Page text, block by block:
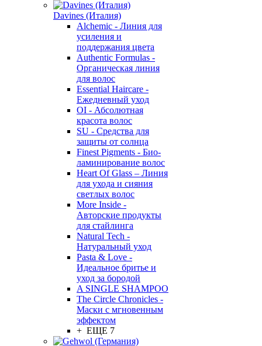
Davines (Италия)
Alchemic - Линия для
усиления и
поддержания цвета
Authentic Formulas -
Органическая линия
для волос
Essential Haircare -
Eжедневный уход
OI - Абсолютная
красота волос
SU - Средства для
защиты от солнца
Finest Pigments - Био-
ламинирование волос
Heart Of Glass – Линия
для ухода и сияния
светлых волос
More Inside -
Авторские продукты
для стайлинга
Natural Tech -
Натуральный уход
Pasta & Love -
Идеальное бритье и
уход за бородой
A SINGLE SHAMPOO
The Circle Chronicles -
Маски с мгновенным
эффектом
+ ЕЩЕ 7